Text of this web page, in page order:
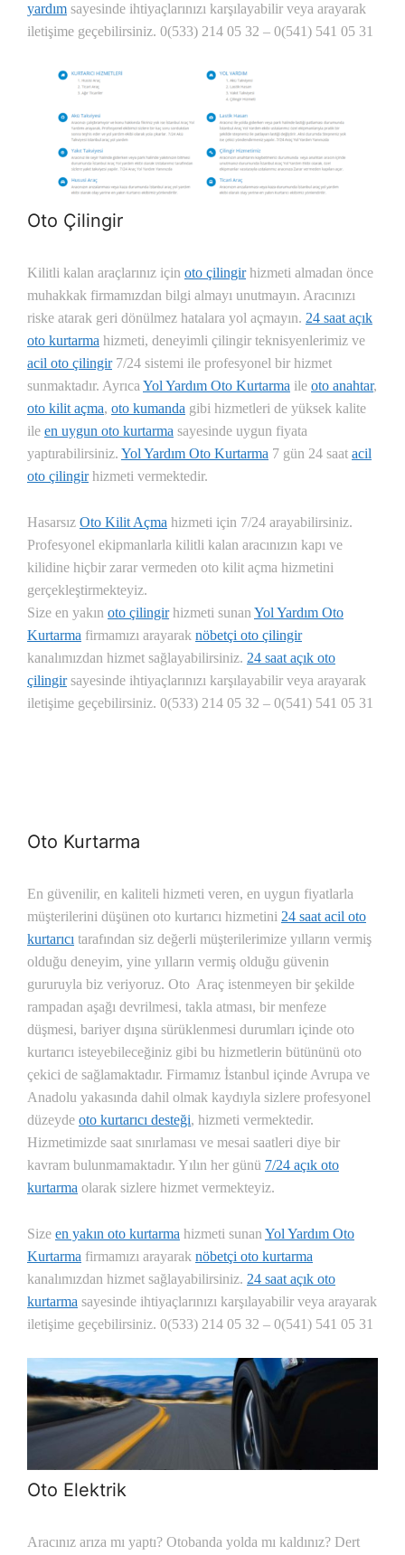
yardım sayesinde ihtiyaçlarınızı karşılayabilir veya arayarak
iletişime geçebilirsiniz. 0(533) 214 05 32 – 0(541) 541 05 31
Oto Çilingir
Kilitli kalan araçlarınız için oto çilingirhizmeti almadan önce
muhakkak firmamızdan bilgi almayı unutmayın. Aracınızı
riske atarak geri dönülmez hatalara yol açmayın. 24 saat açık
oto kurtarma hizmeti, deneyimli çilingir teknisyenlerimiz ve
acil oto çilingir7/24 sistemi ile profesyonel bir hizmet
sunmaktadır. Ayrıca Yol Yardım Oto Kurtarma ile oto anahtar,
oto kilit açma, oto kumanda gibi hizmetleri de yüksek kalite
ile en uygun oto kurtarma sayesinde uygun fiyata
yaptırabilirsiniz. Yol Yardım Oto Kurtarma 7 gün 24 saat acil
oto çilingirhizmeti vermektedir.
Hasarsız Oto Kilit Açma hizmeti için 7/24 arayabilirsiniz.
Profesyonel ekipmanlarla kilitli kalan aracınızın kapı ve
kilidine hiçbir zarar vermeden oto kilit açma hizmetini
gerçekleştirmekteyiz.
Size en yakın oto çilingirhizmeti sunan Yol Yardım Oto
Kurtarma firmamızı arayarak nöbetçi oto çilingir
kanalımızdan hizmet sağlayabilirsiniz. 24 saat açık oto
çilingirsayesinde ihtiyaçlarınızı karşılayabilir veya arayarak
iletişime geçebilirsiniz. 0(533) 214 05 32 – 0(541) 541 05 31
Oto Kurtarma
En güvenilir, en kaliteli hizmeti veren, en uygun fiyatlarla
müşterilerini düşünen oto kurtarıcı hizmetini 24 saat acil oto
kurtarıcı tarafından siz değerli müşterilerimize yılların vermiş
olduğu deneyim, yine yılların vermiş olduğu güvenin
gururuyla biz veriyoruz. Oto Araç istenmeyen bir şekilde
rampadan aşağı devrilmesi, takla atması, bir menfeze
düşmesi, bariyer dışına sürüklenmesi durumları içinde oto
kurtarıcı isteyebileceğiniz gibi bu hizmetlerin bütününü oto
çekici de sağlamaktadır. Firmamız İstanbul içinde Avrupa ve
Anadolu yakasında dahil olmak kaydıyla sizlere profesyonel
düzeyde oto kurtarıcı desteği, hizmeti vermektedir.
Hizmetimizde saat sınırlaması ve mesai saatleri diye bir
kavram bulunmamaktadır. Yılın her günü 7/24 açık oto
kurtarma olarak sizlere hizmet vermekteyiz.
Size en yakın oto kurtarma hizmeti sunan Yol Yardım Oto
Kurtarma firmamızı arayarak nöbetçi oto kurtarma
kanalımızdan hizmet sağlayabilirsiniz. 24 saat açık oto
kurtarma sayesinde ihtiyaçlarınızı karşılayabilir veya arayarak
iletişime geçebilirsiniz. 0(533) 214 05 32 – 0(541) 541 05 31
Oto Elektrik
Aracınız arıza mı yaptı? Otobanda yolda mı kaldınız? Dert